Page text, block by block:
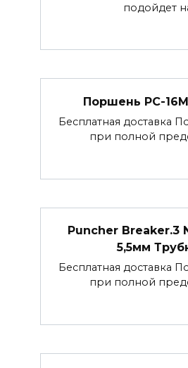
подойдет
Поршень РС-
Бесплатная доставка
при полной
Puncher Breaker.3
5,5мм
Бесплатная доставка
при полной